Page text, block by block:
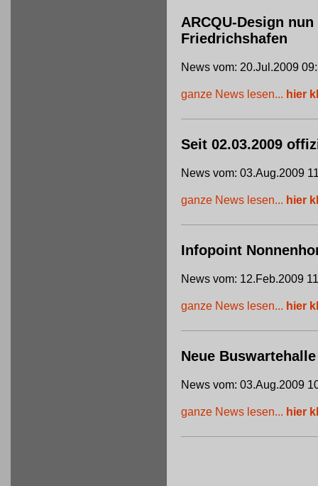
ARCQU-Design
Friedrichshafen
News vom: 20.Jul.2009
ganze News lesen... hier
Seit 02.03.2009
News vom: 03.Aug.2009
ganze News lesen... hier
Infopoint
News vom: 12.Feb.2009
ganze News lesen... hier
Neue
News vom: 03.Aug.2009
ganze News lesen... hier